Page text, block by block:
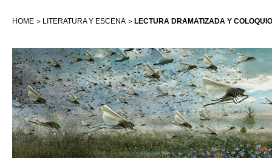
HOME LITERATURA Y ESCENA LECTURA DRAMATIZADA Y